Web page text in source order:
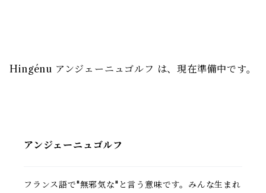
Hingénu アンジェーニュゴルフ は、現在準備中です。
アンジェーニュゴルフ
フランス語で"無邪気な"と言う意味です。みんな生まれ